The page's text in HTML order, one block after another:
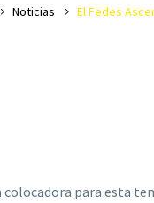
Noticias El Fedes
colocadora para esta